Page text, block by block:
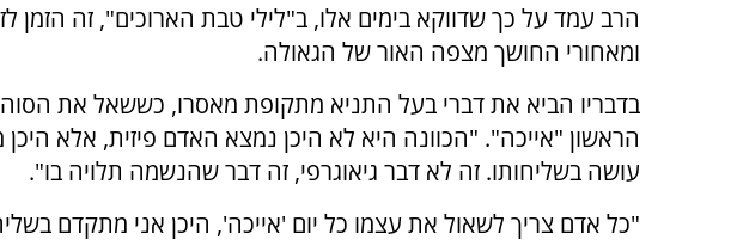
הרב עמד על כך שדווקא בימים אלו, ב"לילי טבת הארוכים", זה הזמן
ומאחורי החושך מצפה האור של הגאולה.
בדבריו הביא את דברי בעל התניא מתקופת מאסרו, כששאל את
הראשון "אייכה". "הכוונה היא לא היכן נמצא האדם פיזית, אלא היכן
עושה בשליחותו. זה לא דבר גיאוגרפי, זה דבר שהנשמה תלויה בו".
"כל אדם צריך לשאול את עצמו כל יום 'אייכה', היכן אני מתקדם